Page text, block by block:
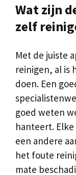
Wat zijn
zelf
Met de juiste
reinigen, al is
doen. Een
goed weten
hanteert.
een andere
het foute
mate